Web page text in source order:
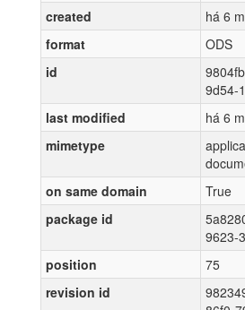
created
há 6
format
ODS
id
9d54-
last modified
há 6
mimetype
on same domain
True
package id
9623-
position
75
revision id